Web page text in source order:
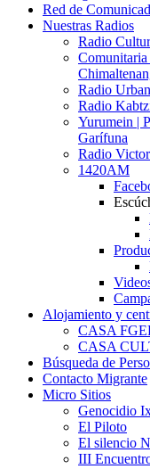
Red de
Nuestras Radios
Radio
Comunitaria
Radio
Radio
Yurumein |
Garífuna
Radio
1420AM
Alojamiento y
CASA
CASA
Búsqueda de
Contacto Migrante
Micro Sitios
Genocidio
El Piloto
El silencio
III